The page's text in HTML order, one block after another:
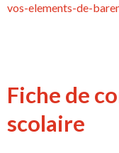
vos-elements-de-
Fiche de
scolaire